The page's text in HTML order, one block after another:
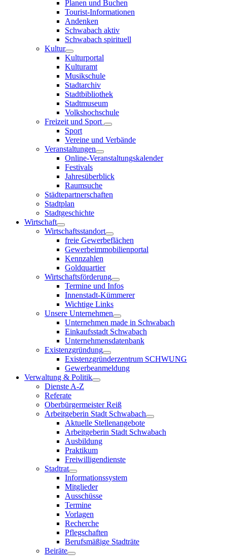
Planen und Buchen
Tourist-Informationen
Andenken
Schwabach aktiv
Schwabach spirituell
Kultur
Kulturportal
Kulturamt
Musikschule
Stadtarchiv
Stadtbibliothek
Stadtmuseum
Volkshochschule
Freizeit und Sport
Sport
Vereine und Verbände
Veranstaltungen
Online-Veranstaltungskalender
Festivals
Jahresüberblick
Raumsuche
Städtepartnerschaften
Stadtplan
Stadtgeschichte
Wirtschaft
Wirtschaftsstandort
freie Gewerbeflächen
Gewerbeimmobilienportal
Kennzahlen
Goldquartier
Wirtschaftsförderung
Termine und Infos
Innenstadt-Kümmerer
Wichtige Links
Unsere Unternehmen
Unternehmen made in Schwabach
Einkaufsstadt Schwabach
Unternehmensdatenbank
Existenzgründung
Existenzgründerzentrum SCHWUNG
Gewerbeanmeldung
Verwaltung & Politik
Dienste A-Z
Referate
Oberbürgermeister Reiß
Arbeitgeberin Stadt Schwabach
Aktuelle Stellenangebote
Arbeitgeberin Stadt Schwabach
Ausbildung
Praktikum
Freiwilligendienste
Stadtrat
Informationssystem
Mitglieder
Ausschüsse
Termine
Vorlagen
Recherche
Pflegschaften
Berufsmäßige Stadträte
Beiräte